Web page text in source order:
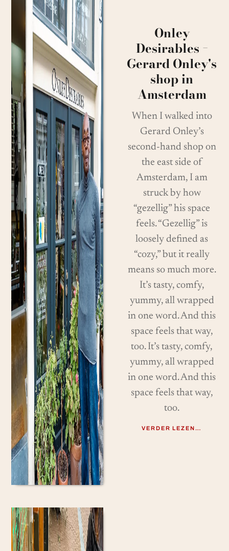
Onley
Desirables −
Gerard Onley's
shop in
Amsterdam
When I walked into
Gerard Onley’s
second-hand shop on
the east side of
Amsterdam, I am
struck by how
“gezellig” his space
feels. “Gezellig” is
loosely defined as
“cozy,” but it really
means so much more.
It’s tasty, comfy,
yummy, all wrapped
in one word. And this
space feels that way,
too. It’s tasty, comfy,
yummy, all wrapped
in one word. And this
space feels that way,
too.
VERDER LEZEN…